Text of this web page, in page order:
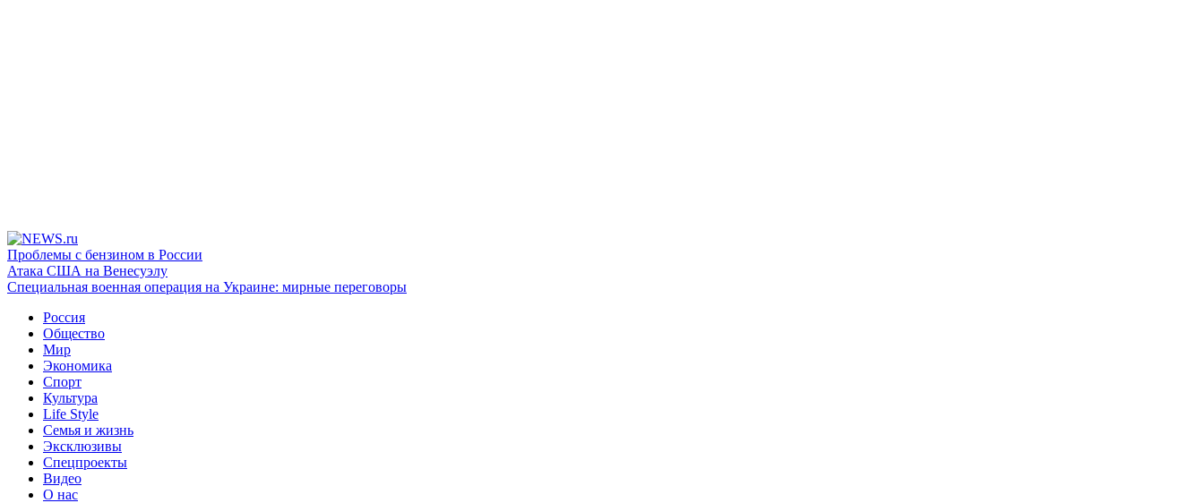
Проблемы с бензином в России
Атака США на Венесуэлу
Специальная военная операция на Украине: мирные переговоры
Россия
Общество
Мир
Экономика
Спорт
Культура
Life Style
Семья и жизнь
Эксклюзивы
Спецпроекты
Видео
О нас